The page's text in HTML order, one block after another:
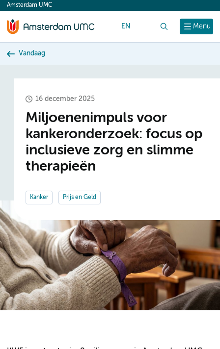
content
Menu
Amsterdam UMC
EN
Vandaag
16 december 2025
Miljoenenimpuls voor
kankeronderzoek: focus op
inclusieve zorg en slimme
therapieën
Kanker Prijs en Geld